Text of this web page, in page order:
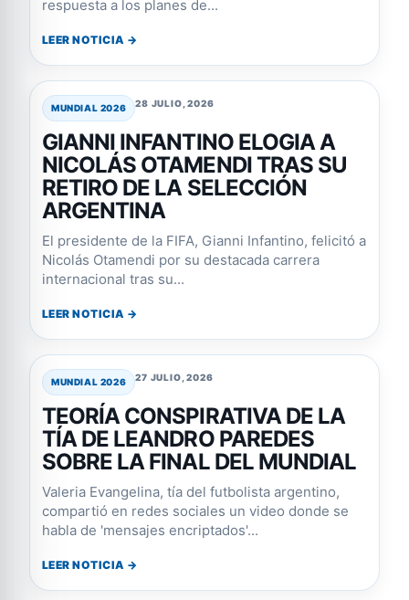
respuesta a los planes de...
LEER NOTICIA →
MUNDIAL 2026 28 JULIO, 2026
GIANNI INFANTINO ELOGIA A
NICOLÁS OTAMENDI TRAS SU
RETIRO DE LA SELECCIÓN
ARGENTINA
El presidente de la FIFA, Gianni Infantino, felicitó a
Nicolás Otamendi por su destacada carrera
internacional tras su...
LEER NOTICIA →
MUNDIAL 2026 27 JULIO, 2026
TEORÍA CONSPIRATIVA DE LA
TÍA DE LEANDRO PAREDES
SOBRE LA FINAL DEL MUNDIAL
Valeria Evangelina, tía del futbolista argentino,
compartió en redes sociales un video donde se
habla de 'mensajes encriptados'...
LEER NOTICIA →